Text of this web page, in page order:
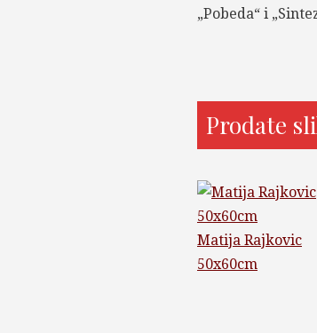
„Pobeda“ i
Prodate
Matija Rajkovic
50x60cm